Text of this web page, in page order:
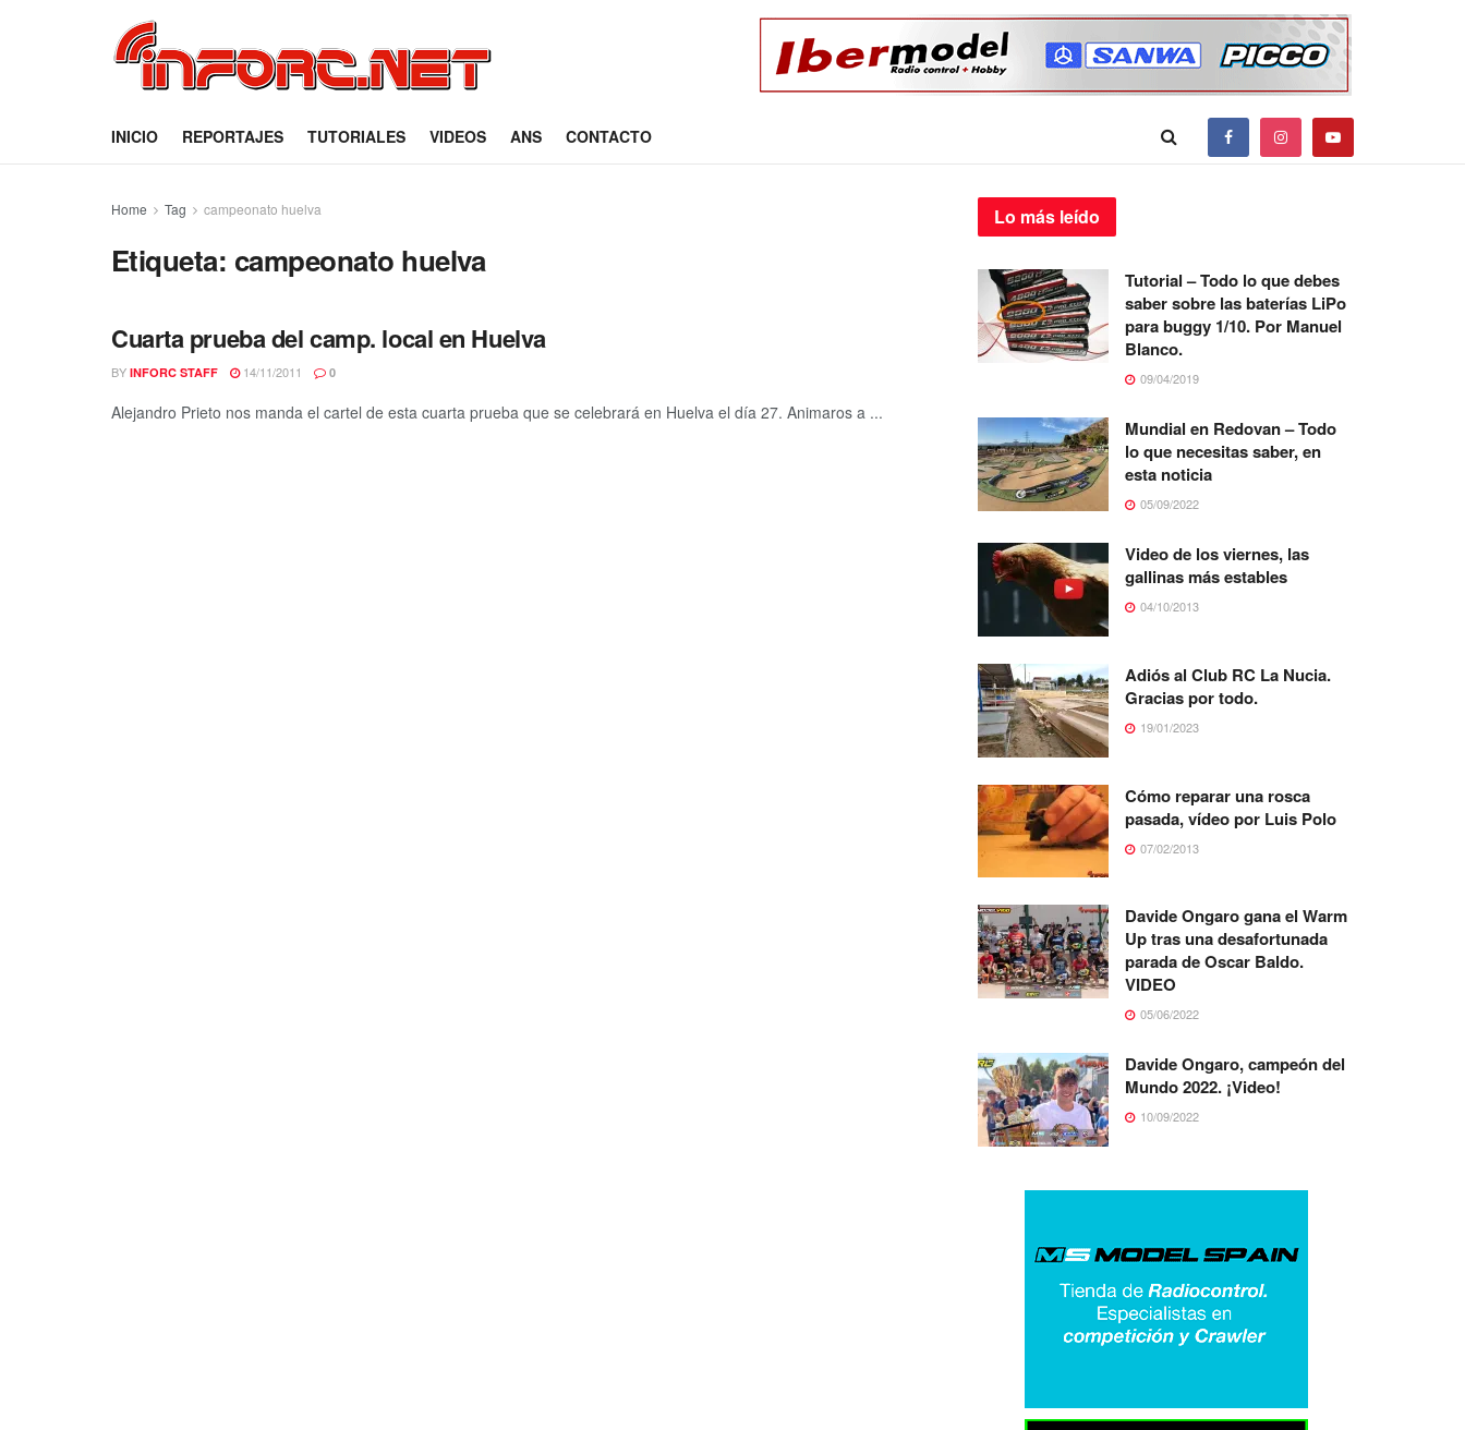
INICIO REPORTAJES TUTORIALES VIDEOS ANS CONTACTO
Home Tag campeonato huelva
Etiqueta: campeonato huelva
Cuarta prueba del camp. local en Huelva
BY INFORC STAFF 14/11/2011 0
Alejandro Prieto nos manda el cartel de esta cuarta prueba que se celebrará en Huelva el día 27. Animaros a ...
Lo más leído
Tutorial – Todo lo que debes
saber sobre las baterías LiPo
para buggy 1/10. Por Manuel
Blanco.
09/04/2019
Mundial en Redovan – Todo
lo que necesitas saber, en
esta noticia
05/09/2022
Video de los viernes, las
gallinas más estables
04/10/2013
Adiós al Club RC La Nucia.
Gracias por todo.
19/01/2023
Cómo reparar una rosca
pasada, vídeo por Luis Polo
07/02/2013
Davide Ongaro gana el Warm
Up tras una desafortunada
parada de Oscar Baldo.
VIDEO
05/06/2022
Davide Ongaro, campeón del
Mundo 2022. ¡Video!
10/09/2022